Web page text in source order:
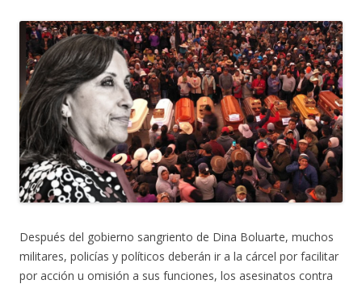
Después del gobierno sangriento de Dina Boluarte, muchos
militares, policías y políticos deberán ir a la cárcel por facilitar
por acción u omisión a sus funciones, los asesinatos contra